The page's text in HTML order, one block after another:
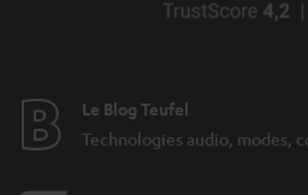
Le Blog Teufel
Technologies audio, modes,